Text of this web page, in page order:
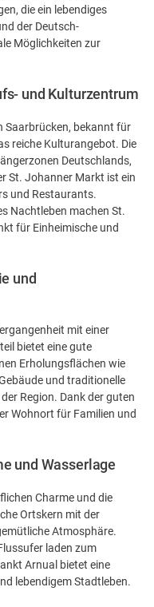
die ein lebendiges
der Deutsch-
Möglichkeiten zur
und Kulturzentrum
Saarbrücken, bekannt für
reiche Kulturangebot. Die
Deutschlands,
St. Johanner Markt ist ein
und Restaurants.
Nachtleben machen St.
für Einheimische und
und
mit einer
bietet eine gute
Erholungsflächen wie
und traditionelle
Region. Dank der guten
Wohnort für Familien und
und Wasserlage
Charme und die
Ortskern mit der
Atmosphäre.
laden zum
Arnual bietet eine
lebendigem Stadtleben.